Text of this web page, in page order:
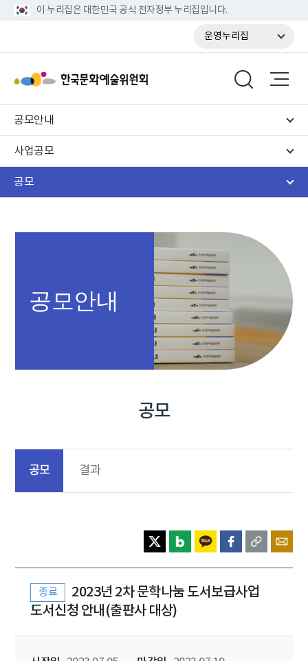
이 누리집은 대한민국 공식 전자정부 누리집입니다.
운영누리집
공모안내
사업공모
공모
공모안내
공모
공모 결과
종료
2023년 2차 문학나눔 도서보급사업
도서신청 안내(출판사 대상)